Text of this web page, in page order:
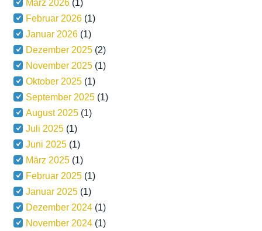
März 2026 (1)
Februar 2026 (1)
Januar 2026 (1)
Dezember 2025 (2)
November 2025 (1)
Oktober 2025 (1)
September 2025 (1)
August 2025 (1)
Juli 2025 (1)
Juni 2025 (1)
März 2025 (1)
Februar 2025 (1)
Januar 2025 (1)
Dezember 2024 (1)
November 2024 (1)